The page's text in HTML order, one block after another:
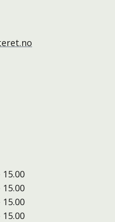
15.00
15.00
15.00
15.00